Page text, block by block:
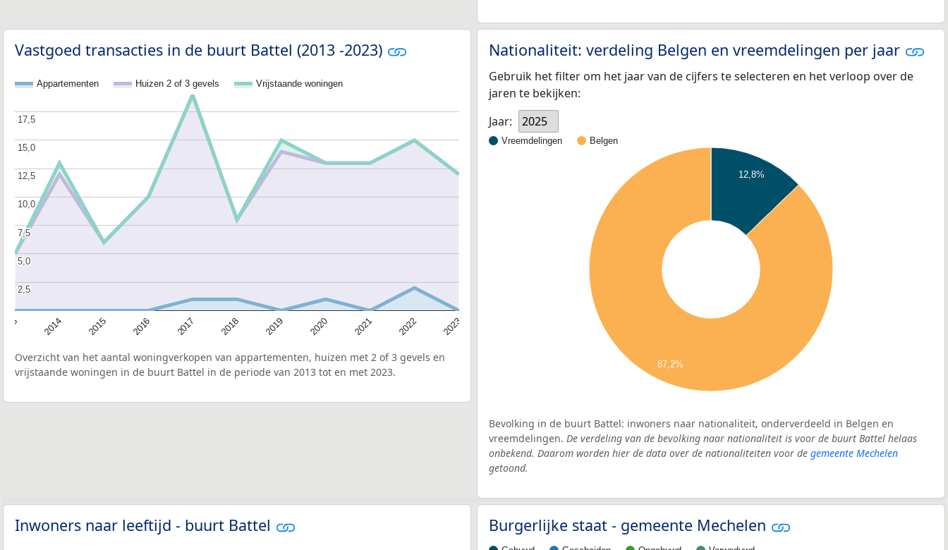
Vastgoed transacties in de buurt Battel (2013 -2023)
Appartementen Huizen 2 of 3 gevels Vrijstaande woningen
2014 2015 2016 2017 2018 2019 2020 2021 2022 2023
2,5
2,5
5,0
5,0
7,5
7,5
10,0
10,0
12,5
12,5
15,0
15,0
17,5
17,5
Overzicht van het aantal woningverkopen van appartementen, huizen met 2 of 3 gevels en
vrijstaande woningen in de buurt Battel in de periode van 2013 tot en met 2023.
Nationaliteit: verdeling Belgen en vreemdelingen per jaar
Gebruik het filter om het jaar van de cijfers te selecteren en het verloop over de
jaren te bekijken:
Jaar:
2025
Vreemdelingen Belgen
12,8%
87,2%
Bevolking in de buurt Battel: inwoners naar nationaliteit, onderverdeeld in Belgen en
vreemdelingen. De verdeling van de bevolking naar nationaliteit is voor de buurt Battel helaas
onbekend. Daarom worden hier de data over de nationaliteiten voor de gemeente Mechelen
getoond.
Inwoners naar leeftijd - buurt Battel Burgerlijke staat - gemeente Mechelen